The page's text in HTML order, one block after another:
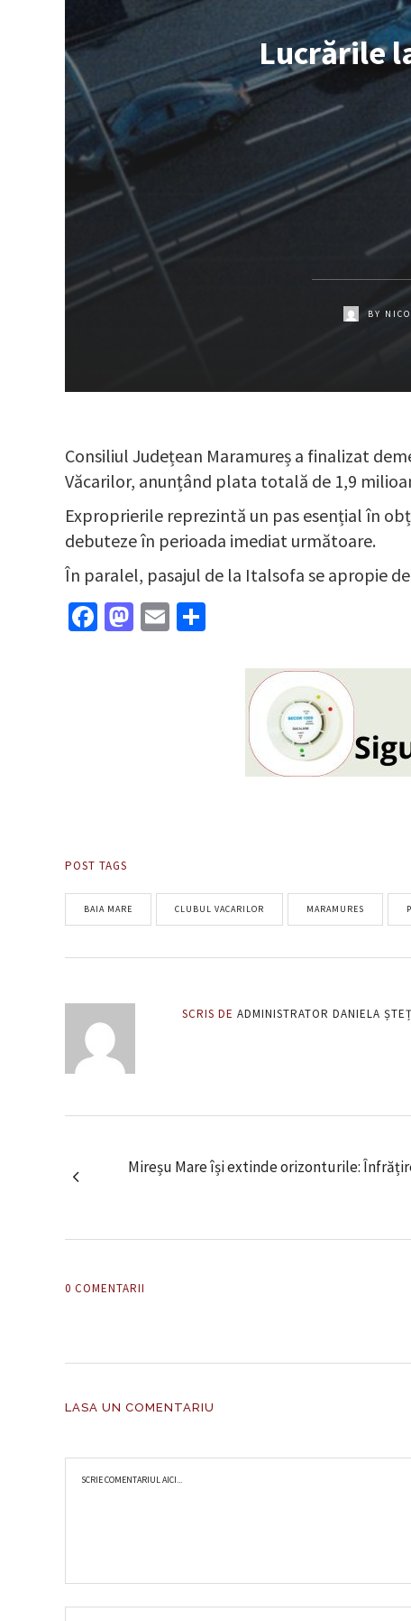
Lucrările
BY
Consiliul Județean Maramureș a finalizat
Văcarilor, anunțând plata totală de 1,9
Exproprierile reprezintă un pas esențial în
debuteze în perioada imediat următoare.
În paralel, pasajul de la Italsofa se apropie
Facebook
Mastodon
Email
POST TAGS
BAIA MARE CLUBUL VACARILOR MARAMURES
SCRIS DE ADMINISTRATOR DANIELA
Mireșu Mare își extinde orizonturile:
0 COMENTARII
LASA UN COMENTARIU